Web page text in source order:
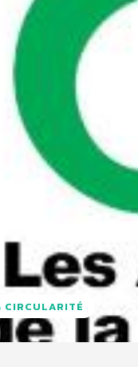
CIRCULARITÉ